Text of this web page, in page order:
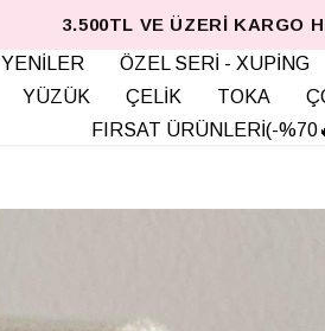
3.500TL VE ÜZERI KARGO
YENİLER ÖZEL SERİ - XUPİNG
YÜZÜK ÇELİK TOKA
FIRSAT ÜRÜNLERİ(-